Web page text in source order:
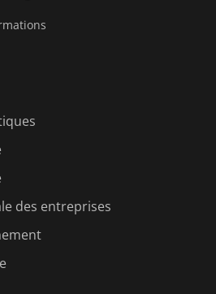
des entreprises